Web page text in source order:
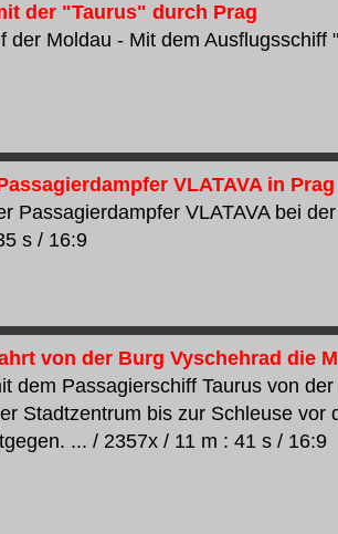
der "Taurus" durch Prag
der Moldau - Mit dem
VLATAVA in Prag
Passagierdampfer VLATAVA bei
s / 16:9
von der Burg Vyschehrad die
dem Passagierschiff Taurus von
Stadtzentrum bis zur Schleuse vor
... / 2357x / 11 m : 41 s / 16:9